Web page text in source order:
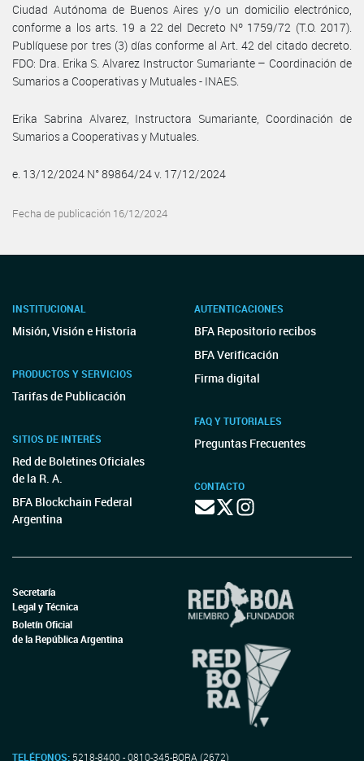
Ciudad Autónoma de Buenos Aires y/o un domicilio electrónico,
conforme a los arts. 19 a 22 del Decreto Nº 1759/72 (T.O. 2017).
Publíquese por tres (3) días conforme al Art. 42 del citado decreto.
FDO: Dra. Erika S. Alvarez Instructor Sumariante – Coordinación de
Sumarios a Cooperativas y Mutuales - INAES.
Erika Sabrina Alvarez, Instructora Sumariante, Coordinación de
Sumarios a Cooperativas y Mutuales.
e. 13/12/2024 N° 89864/24 v. 17/12/2024
Fecha de publicación 16/12/2024
INSTITUCIONAL
Misión, Visión e Historia
PRODUCTOS Y SERVICIOS
Tarifas de Publicación
SITIOS DE INTERÉS
Red de Boletines Oficiales
de la R. A.
BFA Blockchain Federal
Argentina
AUTENTICACIONES
BFA Repositorio recibos
BFA Verificación
Firma digital
FAQ Y TUTORIALES
Preguntas Frecuentes
CONTACTO
Secretaría
Legal y Técnica
Boletín Oficial
de la República Argentina
TELÉFONOS: 5218-8400 - 0810-345-BORA (2672)